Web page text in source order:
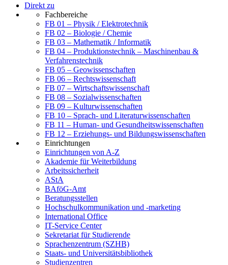
Direkt zu
Fachbereiche
FB 01 – Physik / Elektrotechnik
FB 02 – Biologie / Chemie
FB 03 – Mathematik / Informatik
FB 04 – Produktionstechnik – Maschinenbau &
Verfahrenstechnik
FB 05 – Geowissenschaften
FB 06 – Rechtswissenschaft
FB 07 – Wirtschaftswissenschaft
FB 08 – Sozialwissenschaften
FB 09 – Kulturwissenschaften
FB 10 – Sprach- und Literaturwissenschaften
FB 11 – Human- und Gesundheitswissenschaften
FB 12 – Erziehungs- und Bildungswissenschaften
Einrichtungen
Einrichtungen von A-Z
Akademie für Weiterbildung
Arbeitssicherheit
AStA
BAföG-Amt
Beratungsstellen
Hochschulkommunikation und -marketing
International Office
IT-Service Center
Sekretariat für Studierende
Sprachenzentrum (SZHB)
Staats- und Universitätsbibliothek
Studienzentren